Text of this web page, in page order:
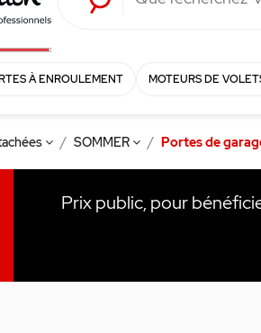
À ENROULEMENT MOTEURS DE
SOMMER Portes de
Prix public, pour